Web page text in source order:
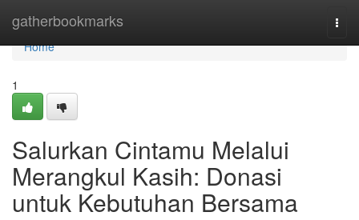
gatherbookmarks
Home
Home
1
Salurkan Cintamu Melalui
Merangkul Kasih: Donasi
untuk Kebutuhan Bersama